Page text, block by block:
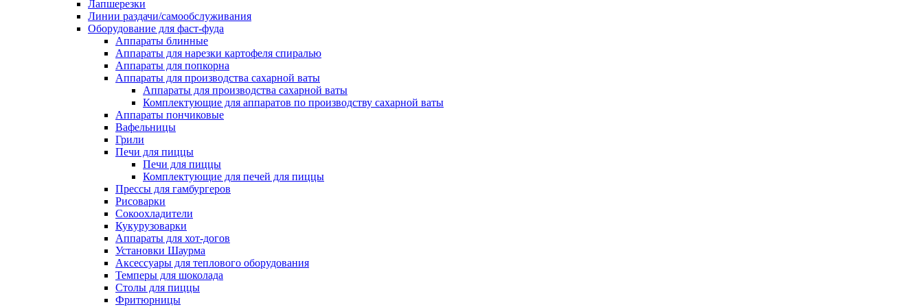
Лапшерезки
Линии раздачи/самообслуживания
Оборудование для фаст-фуда
Аппараты блинные
Аппараты для нарезки картофеля спиралью
Аппараты для попкорна
Аппараты для производства сахарной ваты
Аппараты для производства сахарной ваты
Комплектующие для аппаратов по производству сахарной ваты
Аппараты пончиковые
Вафельницы
Грили
Печи для пиццы
Печи для пиццы
Комплектующие для печей для пиццы
Прессы для гамбургеров
Рисоварки
Сокоохладители
Кукурузоварки
Аппараты для хот-догов
Установки Шаурма
Аксессуары для теплового оборудования
Темперы для шоколада
Столы для пиццы
Фритюрницы